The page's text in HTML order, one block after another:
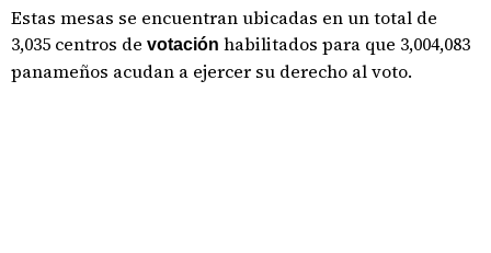
Estas mesas se encuentran ubicadas en un total de
3,035 centros de votación habilitados para que 3,004,083
panameños acudan a ejercer su derecho al voto.